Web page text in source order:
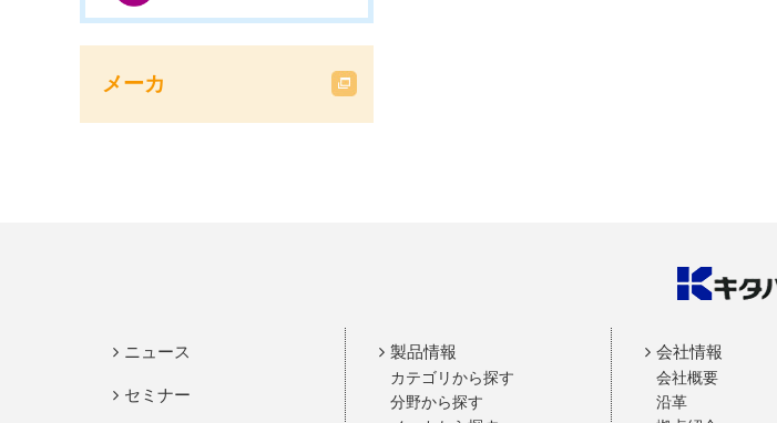
メーカ
ニュース
セミナー
製品情報
カテゴリから探す
分野から探す
会社情報
会社概要
沿革